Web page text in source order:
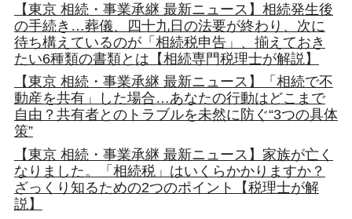
【東京 相続・事業承継 最新ニュース】相続発生後
の手続き…葬儀、四十九日の法要が終わり、次に
待ち構えているのが「相続税申告」、揃えておき
たい6種類の書類とは【相続専門税理士が解説】
【東京 相続・事業承継 最新ニュース】「相続で不
動産を共有」した場合…あなたの行動はどこまで
自由？共有者とのトラブルを未然に防ぐ“3つの具体
策”
【東京 相続・事業承継 最新ニュース】家族が亡く
なりました。「相続税」はいくらかかりますか？
ざっくり知るための2つのポイント【税理士が解
説】